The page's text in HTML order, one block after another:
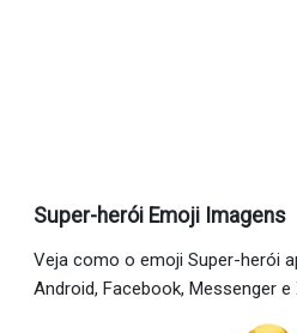
Super-herói Emoji Imagens
Veja como o emoji Super-herói
Android, Facebook, Messenger e